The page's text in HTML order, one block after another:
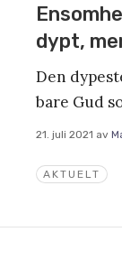
AKTUELT
dypt,
Den
bare Gud
21. juli 2021 av